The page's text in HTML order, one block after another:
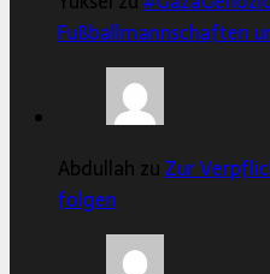
Fußballmannschaften
Abdullah zu Zur
folgen